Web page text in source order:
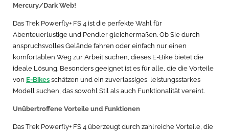
Mercury/Dark Web!
Das Trek Powerfly+ FS 4 ist die perfekte Wahl für
Abenteuerlustige und Pendler gleichermaßen. Ob Sie durch
anspruchsvolles Gelände fahren oder einfach nur einen
komfortablen Weg zur Arbeit suchen, dieses E-Bike bietet die
ideale Lösung. Besonders geeignet ist es für alle, die die Vorteile
von E-Bikes schätzen und ein zuverlässiges, leistungsstarkes
Modell suchen, das sowohl Stil als auch Funktionalität vereint.
Unübertroffene Vorteile und Funktionen
Das Trek Powerfly+ FS 4 überzeugt durch zahlreiche Vorteile, die